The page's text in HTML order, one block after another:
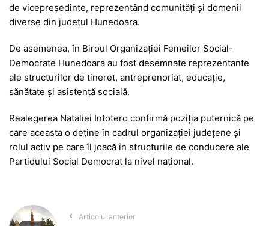
de vicepreședinte, reprezentând comunități și domenii
diverse din județul Hunedoara.
De asemenea, în Biroul Organizației Femeilor Social-
Democrate Hunedoara au fost desemnate reprezentante
ale structurilor de tineret, antreprenoriat, educație,
sănătate și asistență socială.
Realegerea Nataliei Intotero confirmă poziția puternică pe
care aceasta o deține în cadrul organizației județene și
rolul activ pe care îl joacă în structurile de conducere ale
Partidului Social Democrat la nivel național.
Articolul anterior